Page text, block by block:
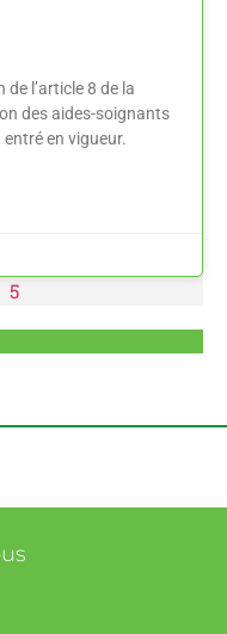
l’article 8 de la
des aides-soignants
en vigueur.
5